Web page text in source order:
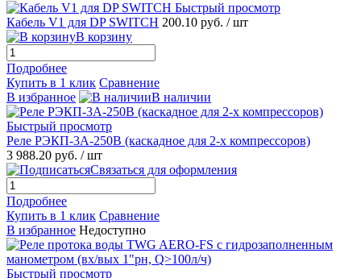
Быстрый просмотр
Кабель V1 для DP SWITCH 200.10 руб. / шт
В корзину
Подробнее
Купить в 1 клик Сравнение
В избранное
В наличии
Быстрый просмотр
Реле РЭКП-3А-250В (каскадное для 2-х компрессоров)
3 988.20 руб. / шт
Связаться для оформления
Подробнее
Купить в 1 клик Сравнение
В избранное Недоступно
Быстрый просмотр